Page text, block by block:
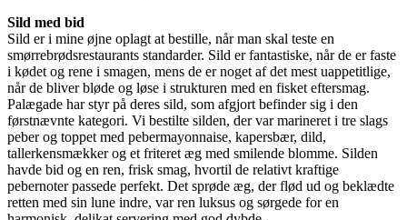
Sild med bid
Sild er i mine øjne oplagt at bestille, når man skal teste en
smørrebrødsrestaurants standarder. Sild er fantastiske, når de er faste
i kødet og rene i smagen, mens de er noget af det mest uappetitlige,
når de bliver bløde og løse i strukturen med en fisket eftersmag.
Palægade har styr på deres sild, som afgjort befinder sig i den
førstnævnte kategori. Vi bestilte silden, der var marineret i tre slags
peber og toppet med pebermayonnaise, kapersbær, dild,
tallerkensmækker og et friteret æg med smilende blomme. Silden
havde bid og en ren, frisk smag, hvortil de relativt kraftige
pebernoter passede perfekt. Det sprøde æg, der flød ud og beklædte
retten med sin lune indre, var ren luksus og sørgede for en